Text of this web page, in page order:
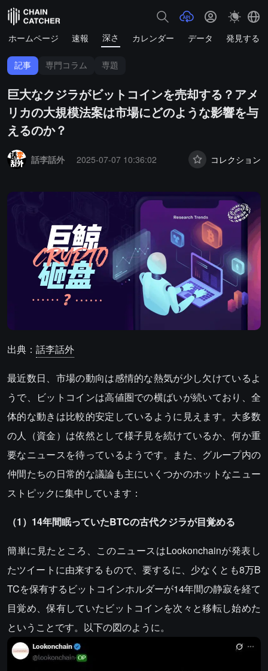
ホームページ 速報 深さ カレンダー データ 発見する
記事 専門コラム 専題
巨大なクジラがビットコインを売却する？アメ
リカの大規模法案は市場にどのような影響を与
えるのか？
話李話外
2025-07-07 10:36:02 コレクション
出典： 話李話外
最近数日、市場の動向は感情的な熱気が少し欠けているよ
うで、ビットコインは高値圏での横ばいが続いており、全
体的な動きは比較的安定しているように見えます。大多数
の人（資金）は依然として様子見を続けているか、何か重
要なニュースを待っているようです。また、グループ内の
仲間たちの日常的な議論も主にいくつかのホットなニュー
ストピックに集中しています：
（1）14年間眠っていたBTCの古代クジラが目覚める
簡単に見たところ、このニュースはLookonchainが発表し
たツイートに由来するもので、要するに、少なくとも8万B
TCを保有するビットコインホルダーが14年間の静寂を経て
目覚め、保有していたビットコインを次々と移転し始めた
ということです。以下の図のように。